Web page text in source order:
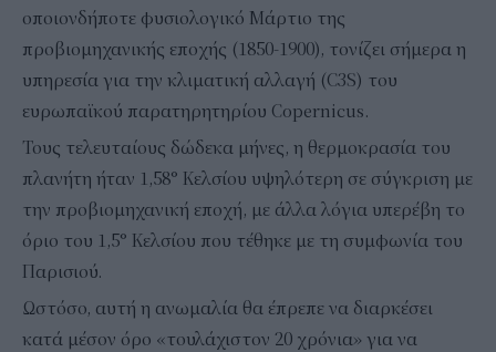
οποιονδήποτε φυσιολογικό Μάρτιο της
προβιομηχανικής εποχής (1850-1900), τονίζει σήμερα η
υπηρεσία για την κλιματική αλλαγή (C3S) του
ευρωπαϊκού παρατηρητηρίου Copernicus.
Τους τελευταίους δώδεκα μήνες, η θερμοκρασία του
πλανήτη ήταν 1,58° Κελσίου υψηλότερη σε σύγκριση με
την προβιομηχανική εποχή, με άλλα λόγια υπερέβη το
όριο του 1,5° Κελσίου που τέθηκε με τη συμφωνία του
Παρισιού.
Ωστόσο, αυτή η ανωμαλία θα έπρεπε να διαρκέσει
κατά μέσον όρο «τουλάχιστον 20 χρόνια» για να